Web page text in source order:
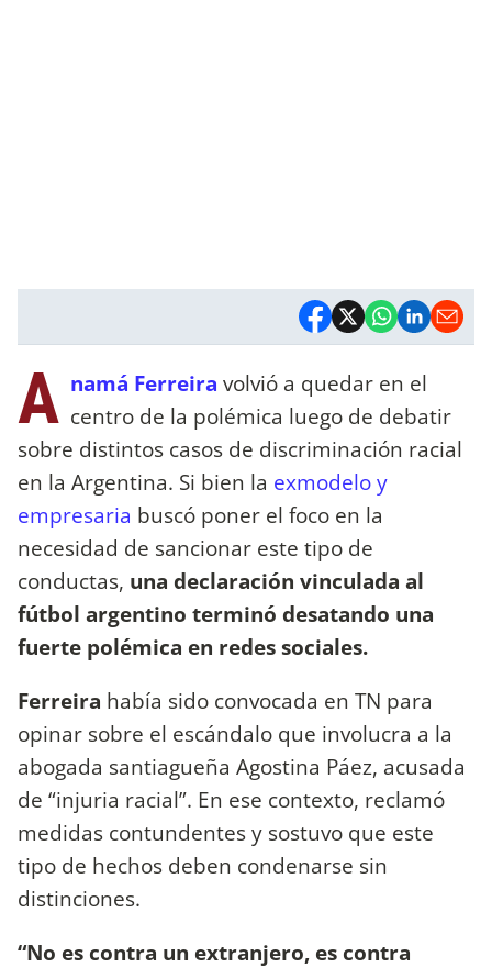
A namá Ferreira volvió a quedar en el
centro de la polémica luego de debatir
sobre distintos casos de discriminación racial
en la Argentina. Si bien la exmodelo y
empresaria buscó poner el foco en la
necesidad de sancionar este tipo de
conductas, una declaración vinculada al
fútbol argentino terminó desatando una
fuerte polémica en redes sociales.
Ferreira había sido convocada en TN para
opinar sobre el escándalo que involucra a la
abogada santiagueña Agostina Páez, acusada
de “injuria racial”. En ese contexto, reclamó
medidas contundentes y sostuvo que este
tipo de hechos deben condenarse sin
distinciones.
“No es contra un extranjero, es contra